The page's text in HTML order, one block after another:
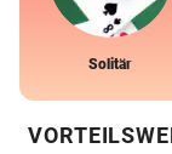
Solitär